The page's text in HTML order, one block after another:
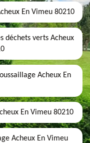
En Vimeu 80210
déchets verts Acheux
Acheux En
En Vimeu 80210
Acheux En Vimeu